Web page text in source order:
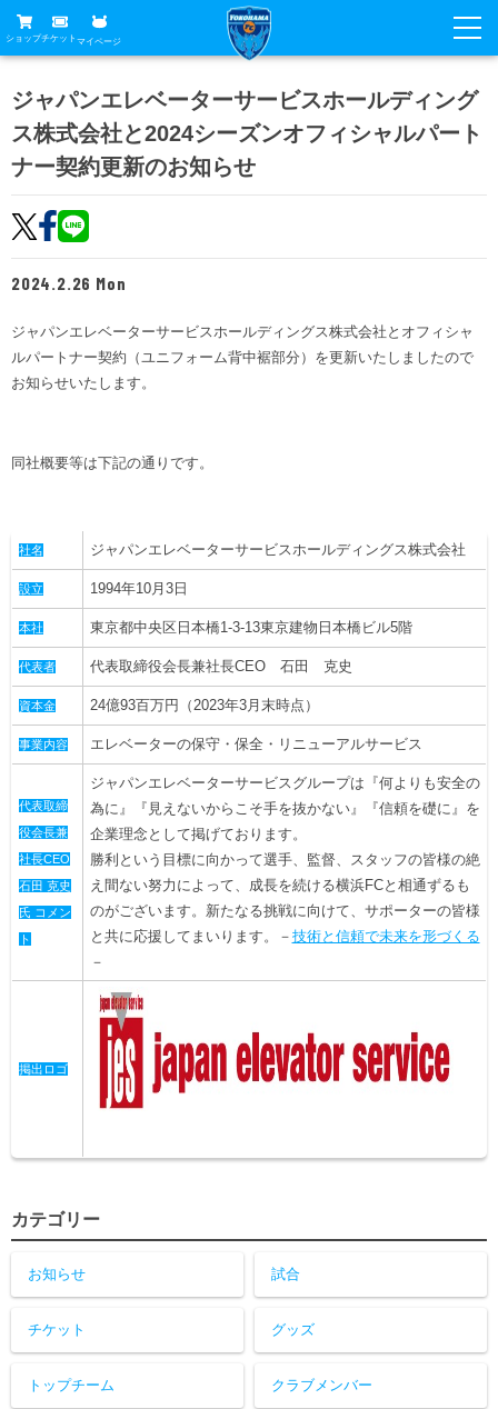
ショップチケット マイページ
グッズ
ホームタウン
トップチーム
試合
試合
試合日程
順位表
チケット
チケットガイド
席種・価格表
チケット購入方法
販売スケジュール
Buy Ticket Here
スケジュール
練習見学について
横浜FC観戦ガイド
クラブ
フリ丸のページ
サステナビリティ
ホームタウン活動
横浜FCスポーツクラブ
ニッパツ横浜FCシーガルズ
ゲームスチュワード
学生インターンシップ
横浜FC公式オンラインショップ
スペシャルコンテンツ
オリジナルビール
育成ビジョン
試合日程・結果
アカデミー選手
アカデミースタッフ
フェニックスクラブ
サッカースクール
チアスクール
パートナー
パートナー一覧
あしながドリーム基金
お問い合わせ
お問い合わせ
ジャパンエレベーターサービスホールディング
ス株式会社と2024シーズンオフィシャルパート
ナー契約更新のお知らせ
2024.2.26 Mon
ジャパンエレベーターサービスホールディングス株式会社とオフィシャ
ルパートナー契約（ユニフォーム背中裾部分）を更新いたしましたので
お知らせいたします。
同社概要等は下記の通りです。
社名 ジャパンエレベーターサービスホールディングス株式会社
設立 1994年10月3日
本社 東京都中央区日本橋1-3-13東京建物日本橋ビル5階
代表者 代表取締役会長兼社長CEO 石田 克史
資本金 24億93百万円（2023年3月末時点）
事業内容 エレベーターの保守・保全・リニューアルサービス
代表取締
役会長兼
社長CEO
石田 克史
氏 コメン
ト
ジャパンエレベーターサービスグループは『何よりも安全の
為に』『見えないからこそ手を抜かない』『信頼を礎に』を
企業理念として掲げております。
勝利という目標に向かって選手、監督、スタッフの皆様の絶
え間ない努力によって、成長を続ける横浜FCと相通ずるも
のがございます。新たなる挑戦に向けて、サポーターの皆様
と共に応援してまいります。－ 技術と信頼で未来を形づくる
－
掲出ロゴ
カテゴリー
お知らせ 試合
チケット グッズ
トップチーム クラブメンバー